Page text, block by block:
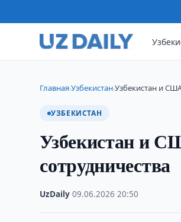
Главная›Узбекистан›Узбекистан и
УЗБЕКИСТАН
Узбекистан и
сотрудничества
UzDaily ·09.06.2026 ·20:50